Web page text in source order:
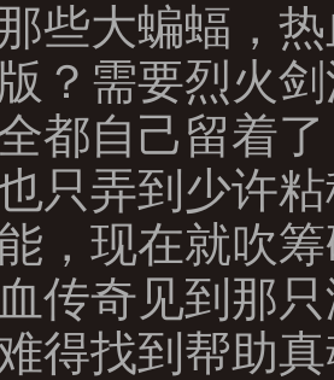
些大蝙蝠，
？需要烈火
都自己留着
只弄到少许
，现在就吹
传奇见到那
得找到帮助